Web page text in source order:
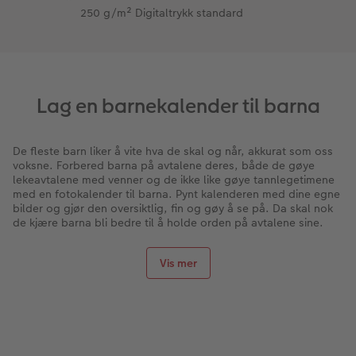
250 g/m² Digitaltrykk standard
Lag en barnekalender til barna
Vis mer
De fleste barn liker å vite hva de skal og når, akkurat som oss
voksne. Forbered barna på avtalene deres, både de gøye
lekeavtalene med venner og de ikke like gøye tannlegetimene
med en fotokalender til barna. Pynt kalenderen med dine egne
bilder og gjør den oversiktlig, fin og gøy å se på. Da skal nok
de kjære barna bli bedre til å holde orden på avtalene sine.
Heng opp en fotokalender til barna på